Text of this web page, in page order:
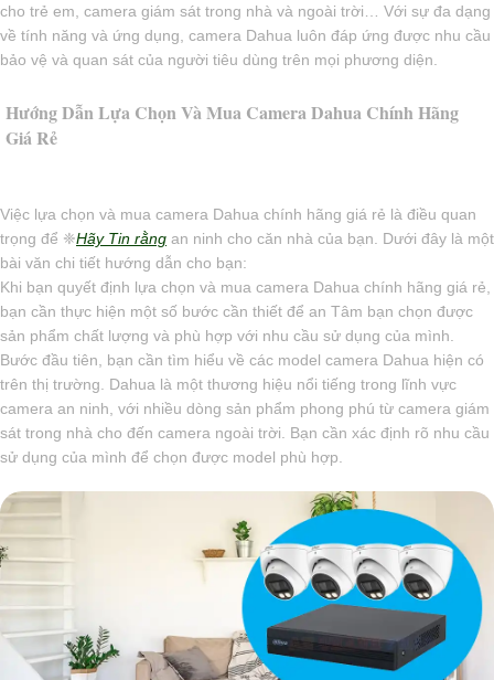
cho trẻ em, camera giám sát trong nhà và ngoài trời… Với sự đa dạng
về tính năng và ứng dụng, camera Dahua luôn đáp ứng được nhu cầu
bảo vệ và quan sát của người tiêu dùng trên mọi phương diện.
Hướng Dẫn Lựa Chọn Và Mua Camera Dahua Chính Hãng
Giá Rẻ
Việc lựa chọn và mua camera Dahua chính hãng giá rẻ là điều quan
trọng để ❈Hãy Tin rằng an ninh cho căn nhà của bạn. Dưới đây là một
bài văn chi tiết hướng dẫn cho bạn:
Khi bạn quyết định lựa chọn và mua camera Dahua chính hãng giá rẻ,
bạn cần thực hiện một số bước cần thiết để an Tâm bạn chọn được
sản phẩm chất lượng và phù hợp với nhu cầu sử dụng của mình.
Bước đầu tiên, bạn cần tìm hiểu về các model camera Dahua hiện có
trên thị trường. Dahua là một thương hiệu nổi tiếng trong lĩnh vực
camera an ninh, với nhiều dòng sản phẩm phong phú từ camera giám
sát trong nhà cho đến camera ngoài trời. Bạn cần xác định rõ nhu cầu
sử dụng của mình để chọn được model phù hợp.